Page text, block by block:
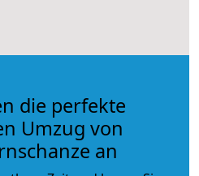
die perfekte
Umzug von
an